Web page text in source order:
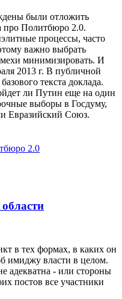
были отложить
про Политбюро 2.0.
процессы, часто
важно выбрать
минимизировать. И
2013 г. В публичной
текста доклада.
ли Путин еще на один
выборы в Госдуму,
Евразийский Союз.
2.0
в тех формах, в каких он
имиджу власти в целом.
адекватна - или стороны
постов все участники